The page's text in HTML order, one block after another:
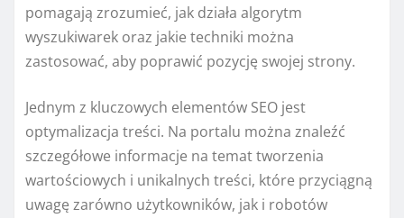
pomagają zrozumieć, jak działa algorytm
wyszukiwarek oraz jakie techniki można
zastosować, aby poprawić pozycję swojej strony.
Jednym z kluczowych elementów SEO jest
optymalizacja treści. Na portalu można znaleźć
szczegółowe informacje na temat tworzenia
wartościowych i unikalnych treści, które przyciągną
uwagę zarówno użytkowników, jak i robotów